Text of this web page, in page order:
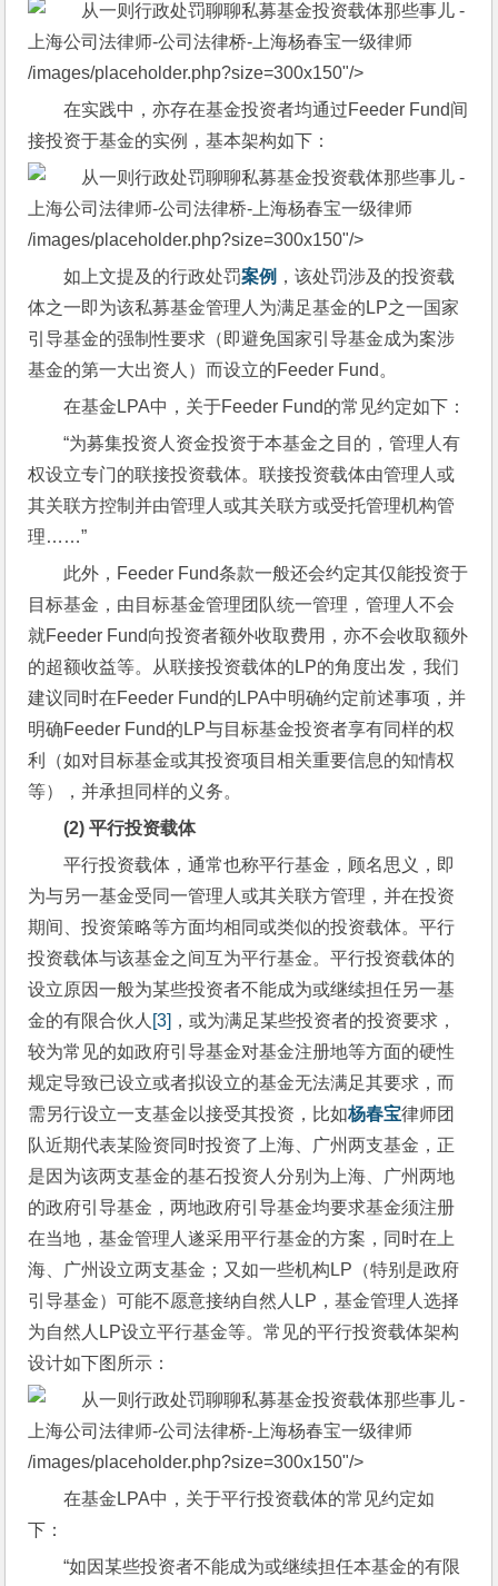
/images/placeholder.php?size=300x150"/>
在实践中，亦存在基金投资者均通过Feeder Fund间
接投资于基金的实例，基本架构如下：
/images/placeholder.php?size=300x150"/>
如上文提及的行政处罚案例 ，该处罚涉及的投资载
体之一即为该私募基金管理人为满足基金的LP之一国家
引导基金的强制性要求（即避免国家引导基金成为案涉
基金的第一大出资人）而设立的Feeder Fund。
在基金LPA中，关于Feeder Fund的常见约定如下：
“为募集投资人资金投资于本基金之目的，管理人有
权设立专门的联接投资载体。联接投资载体由管理人或
其关联方控制并由管理人或其关联方或受托管理机构管
理……”
此外，Feeder Fund条款一般还会约定其仅能投资于
目标基金，由目标基金管理团队统一管理，管理人不会
就Feeder Fund向投资者额外收取费用，亦不会收取额外
的超额收益等。从联接投资载体的LP的角度出发，我们
建议同时在Feeder Fund的LPA中明确约定前述事项，并
明确Feeder Fund的LP与目标基金投资者享有同样的权
利（如对目标基金或其投资项目相关重要信息的知情权
等），并承担同样的义务。
(2) 平行投资载体
平行投资载体，通常也称平行基金，顾名思义，即
为与另一基金受同一管理人或其关联方管理，并在投资
期间、投资策略等方面均相同或类似的投资载体。平行
投资载体与该基金之间互为平行基金。平行投资载体的
设立原因一般为某些投资者不能成为或继续担任另一基
金的有限合伙人 [3] ，或为满足某些投资者的投资要求，
较为常见的如政府引导基金对基金注册地等方面的硬性
规定导致已设立或者拟设立的基金无法满足其要求，而
需另行设立一支基金以接受其投资，比如杨春宝律师团
队近期代表某险资同时投资了上海、广州两支基金，正
是因为该两支基金的基石投资人分别为上海、广州两地
的政府引导基金，两地政府引导基金均要求基金须注册
在当地，基金管理人遂采用平行基金的方案，同时在上
海、广州设立两支基金；又如一些机构LP（特别是政府
引导基金）可能不愿意接纳自然人LP，基金管理人选择
为自然人LP设立平行基金等。常见的平行投资载体架构
设计如下图所示：
/images/placeholder.php?size=300x150"/>
在基金LPA中，关于平行投资载体的常见约定如
下：
“如因某些投资者不能成为或继续担任本基金的有限